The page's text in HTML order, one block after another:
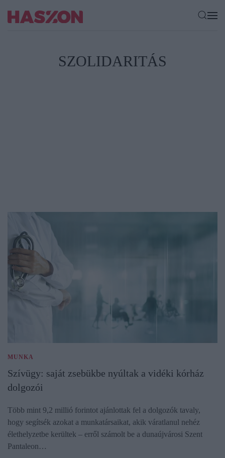
SZOLIDARITÁS
MUNKA
Szívügy: saját zsebükbe nyúltak a vidéki kórház
dolgozói
Több mint 9,2 millió forintot ajánlottak fel a dolgozók tavaly,
hogy segítsék azokat a munkatársaikat, akik váratlanul nehéz
élethelyzetbe kerültek – erről számolt be a dunaújvárosi Szent
Pantaleon…